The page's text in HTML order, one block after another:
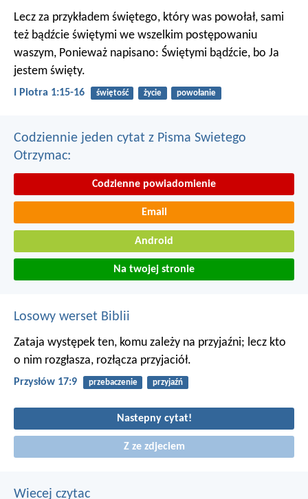
Lecz za przykładem świętego, który was powołał, sami
też bądźcie świętymi we wszelkim postępowaniu
waszym, Ponieważ napisano: Świętymi bądźcie, bo Ja
jestem święty.
I Piotra 1:15-16 świętość życie powołanie
Codziennie jeden cytat z Pisma Swietego
Otrzymac:
Codzienne powiadomienie
Email
Android
Na twojej stronie
Losowy werset Biblii
Zataja występek ten, komu zależy na przyjaźni; lecz kto
o nim rozgłasza, rozłącza przyjaciół.
Przysłów 17:9 przebaczenie przyjaźń
Nastepny cytat!
Z ze zdjeciem
Wiecej czytac